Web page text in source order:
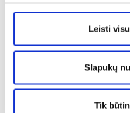
Leisti
Slapukų
Tik
200 ml
7,89 €
% PAPILDOMA NUOLAIDA